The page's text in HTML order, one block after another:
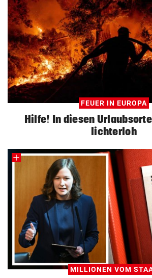
FEUER IN EUROPA
Hilfe! In diesen
lichterloh
MILLIONEN VOM